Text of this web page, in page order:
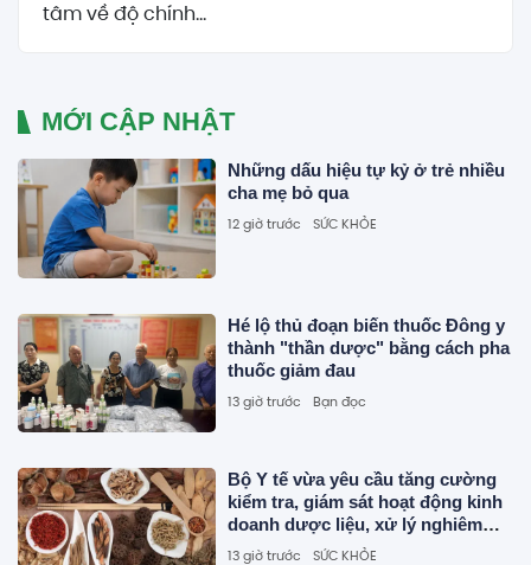
tâm về độ chính...
MỚI CẬP NHẬT
Những dấu hiệu tự kỷ ở trẻ nhiều
cha mẹ bỏ qua
12 giờ trước SỨC KHỎE
Hé lộ thủ đoạn biến thuốc Đông y
thành "thần dược" bằng cách pha
thuốc giảm đau
13 giờ trước Bạn đọc
Bộ Y tế vừa yêu cầu tăng cường
kiểm tra, giám sát hoạt động kinh
doanh dược liệu, xử lý nghiêm
dược liệu không rõ nguồn gốc
13 giờ trước SỨC KHỎE